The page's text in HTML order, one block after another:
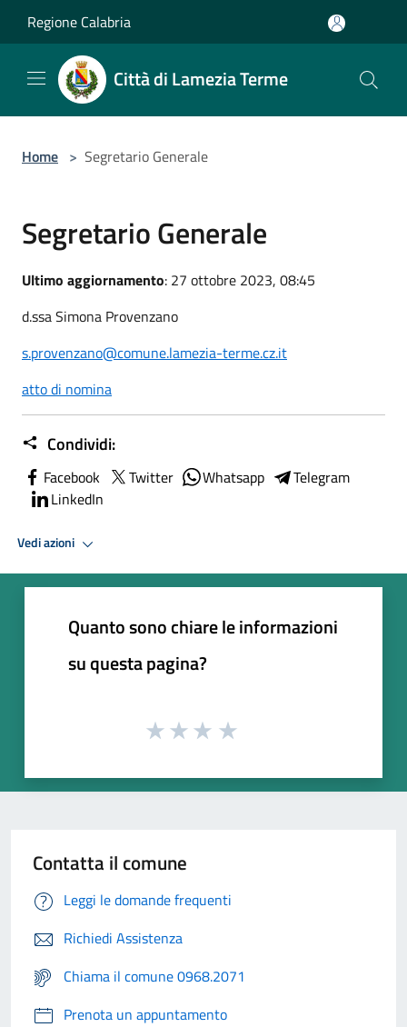
Regione Calabria
Città di Lamezia Terme
Home > Segretario Generale
Segretario Generale
Ultimo aggiornamento: 27 ottobre 2023, 08:45
d.ssa Simona Provenzano
s.provenzano@comune.lamezia-terme.cz.it
atto di nomina
Condividi:
Facebook Twitter Whatsapp
Telegram
LinkedIn
Vedi azioni
Quanto sono chiare le informazioni
su questa pagina?
Contatta il comune
Leggi le domande frequenti
Richiedi Assistenza
Chiama il comune 0968.2071
Prenota un appuntamento